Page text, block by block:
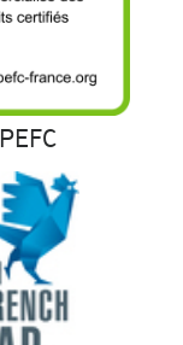
PEFC